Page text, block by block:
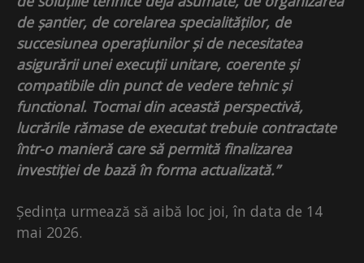
de șantier, de corelarea specialităților, de
succesiunea operațiunilor și de necesitatea
asigurării unei execuții unitare, coerente și
compatibile din punct de vedere tehnic și
functional. Tocmai din această perspectivă,
lucrările rămase de executat trebuie contractate
într-o manieră care să permită finalizarea
investiției de bază în forma actualizată.”
Ședința urmează să aibă loc joi, în data de 14
mai 2026.